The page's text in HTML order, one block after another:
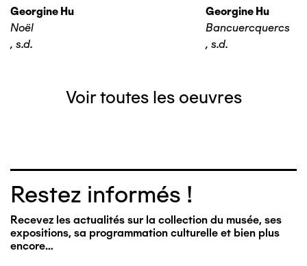
Georgine Hu
Noël
, s.d.
Georgine Hu
Bancuercquercs
, s.d.
Voir toutes les oeuvres
Restez informés !
Recevez les actualités sur la collection du musée, ses
expositions, sa programmation culturelle et bien plus
encore…